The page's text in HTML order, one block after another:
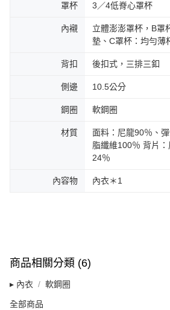
罩杯 3／4低脊心罩杯
內襯
立體澎澎罩杯，B罩
墊、C罩杯：均勻薄
背扣 後扣式，三排三釦
側邊 10.5公分
鋼圈 軟鋼圈
材質
面料：尼龍90％、
脂纖維100％ 背片
24％
內容物 內衣＊1
商品相關分類 (6)
▸ 內衣 軟鋼圈
全部商品